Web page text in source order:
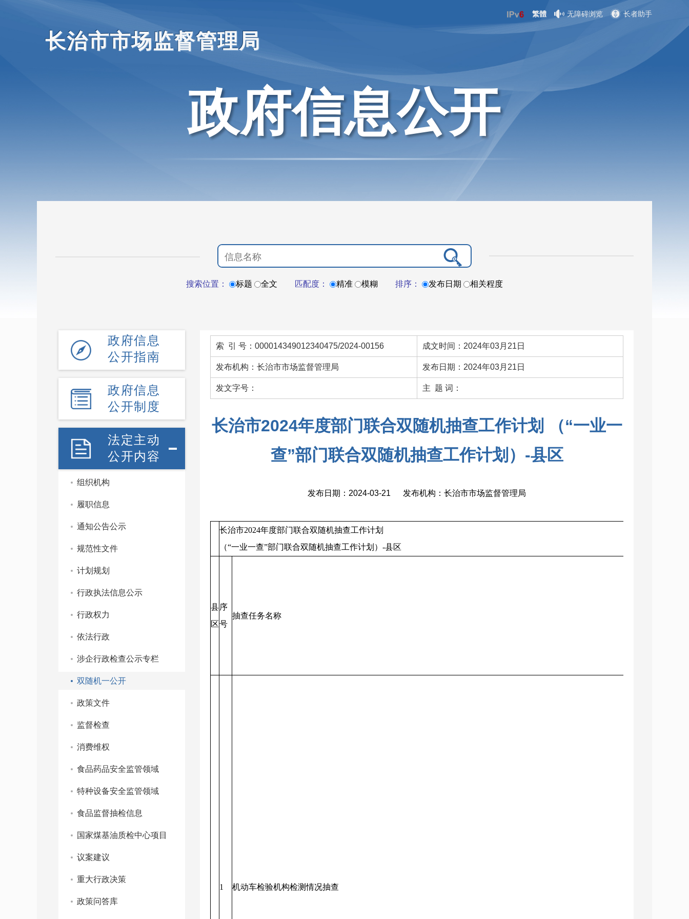
长治市市场监督管理局
繁體 无障碍浏览 长者助手
政府信息公开
搜索位置： 标题 全文 匹配度： 精准 模糊 排序： 发布日期 相关程度
政府信息
公开指南
政府信息
公开制度
法定主动
公开内容
组织机构
履职信息
通知公告公示
规范性文件
计划规划
行政执法信息公示
行政权力
依法行政
涉企行政检查公示专栏
双随机一公开
政策文件
监督检查
消费维权
食品药品安全监管领域
特种设备安全监管领域
食品监督抽检信息
国家煤基油质检中心项目
议案建议
重大行政决策
政策问答库
索 引 号：000014349012340475/2024-00156 成文时间：2024年03月21日
发布机构：长治市市场监督管理局 发布日期：2024年03月21日
发文字号： 主 题 词：
长治市2024年度部门联合双随机抽查工作计划 （“一业一
查”部门联合双随机抽查工作计划）-县区
发布日期：2024-03-21 发布机构：长治市市场监督管理局
长治市2024年度部门联合双随机抽查工作计划
（“一业一查”部门联合双随机抽查工作计划）-县区
县
区
序
号
抽查任务名称
1 机动车检验机构检测情况抽查